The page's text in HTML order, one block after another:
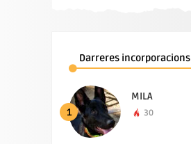
Darreres incorporacions
1
MILA
30